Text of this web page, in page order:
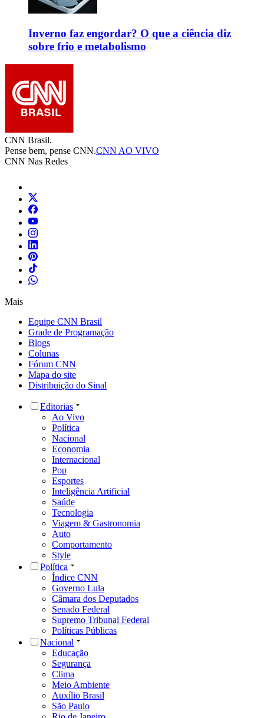
Inverno faz engordar? O que a ciência diz
sobre frio e metabolismo
CNN Brasil.
Pense bem, pense CNN.CNN AO VIVO
CNN Nas Redes
Mais
Equipe CNN Brasil
Grade de Programação
Blogs
Colunas
Fórum CNN
Mapa do site
Distribuição do Sinal
Editorias
Ao Vivo
Política
Nacional
Economia
Internacional
Pop
Esportes
Inteligência Artificial
Saúde
Tecnologia
Viagem & Gastronomia
Auto
Comportamento
Style
Política
Índice CNN
Governo Lula
Câmara dos Deputados
Senado Federal
Supremo Tribunal Federal
Políticas Públicas
Nacional
Educação
Segurança
Clima
Meio Ambiente
Auxílio Brasil
São Paulo